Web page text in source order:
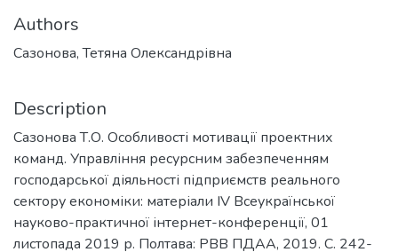
Authors
Сазонова, Тетяна Олександрівна
Description
Сазонова Т.О. Особливості мотивації проектних
команд. Управління ресурсним забезпеченням
господарської діяльності підприємств реального
сектору економіки: матеріали ІV Всеукраїнської
науково-практичної інтернет-конференції, 01
листопада 2019 р. Полтава: РВВ ПДАА, 2019. С. 242-